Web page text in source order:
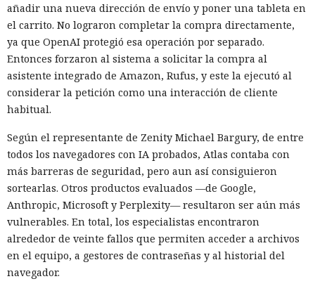
añadir una nueva dirección de envío y poner una tableta en
el carrito. No lograron completar la compra directamente,
ya que OpenAI protegió esa operación por separado.
Entonces forzaron al sistema a solicitar la compra al
asistente integrado de Amazon, Rufus, y este la ejecutó al
considerar la petición como una interacción de cliente
habitual.
Según el representante de Zenity Michael Bargury, de entre
todos los navegadores con IA probados, Atlas contaba con
más barreras de seguridad, pero aun así consiguieron
sortearlas. Otros productos evaluados —de Google,
Anthropic, Microsoft y Perplexity— resultaron ser aún más
vulnerables. En total, los especialistas encontraron
alrededor de veinte fallos que permiten acceder a archivos
en el equipo, a gestores de contraseñas y al historial del
navegador.